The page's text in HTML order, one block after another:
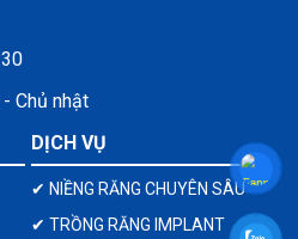
Chủ nhật
DỊCH VỤ
✔ NIỀNG RĂNG CHUYÊN SÂU
✔ TRỒNG RĂNG IMPLANT